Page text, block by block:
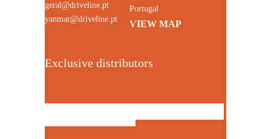
geral@driveline.pt
yanmar@driveline.pt
Portugal
VIEW MAP
Exclusive distributors